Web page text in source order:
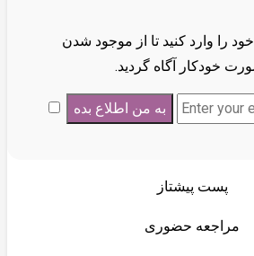
خود را وارد کنید تا از موجود شدن
خودکار آگاه گردید.
پست پیشتاز
مراجعه حضوری